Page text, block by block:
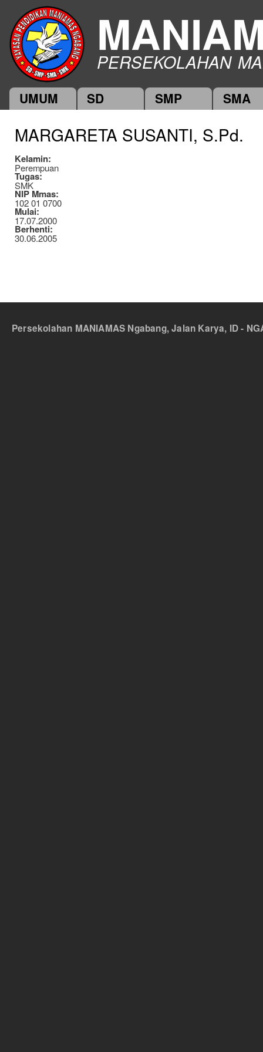
PERSEKOLAHAN
Main menu
UMUM SD SMP SMA
MARGARETA SUSANTI, S.Pd.
Kelamin:
Perempuan
Tugas:
SMK
NIP Mmas:
102 01 0700
Mulai:
17.07.2000
Berhenti:
30.06.2005
Persekolahan MANIAMAS Ngabang, Jalan Karya, ID -